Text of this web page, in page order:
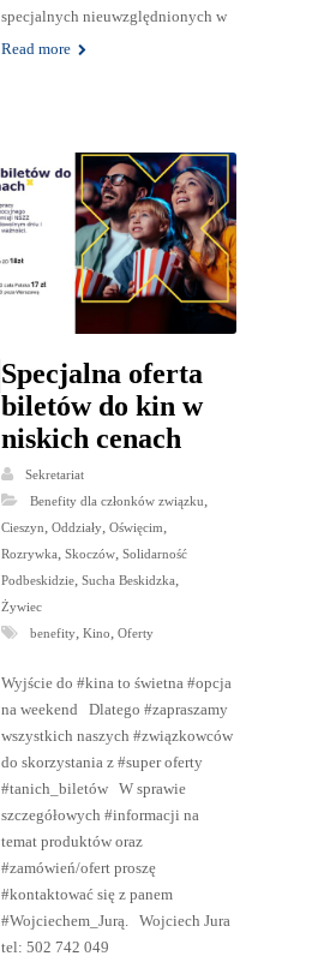
specjalnych nieuwzględnionych w
Read more
Specjalna oferta
biletów do kin w
niskich cenach
Sekretariat
Benefity dla członków związku
Cieszyn Oddziały, Oświęcim
Rozrywka Skoczów, Solidarność
Podbeskidzie, Sucha Beskidzka
Żywiec
benefity, Kino Oferty
Wyjście do #kina to świetna #opcja
na weekend Dlatego #zapraszamy
wszystkich naszych #związkowców
do skorzystania z #super oferty
#tanich_biletów W sprawie
szczegółowych #informacji na
temat produktów oraz
#zamówień/ofert proszę
#kontaktować się z panem
#Wojciechem_Jurą. Wojciech Jura
tel: 502 742 049